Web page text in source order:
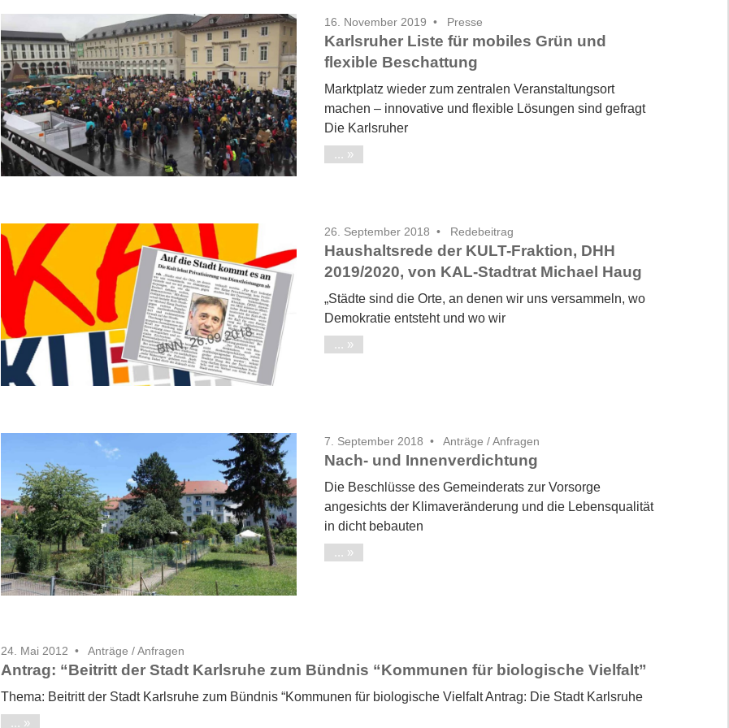
16. November 2019 Presse
Karlsruher Liste für mobiles Grün und
flexible Beschattung
Marktplatz wieder zum zentralen Veranstaltungsort
machen – innovative und flexible Lösungen sind gefragt
Die Karlsruher
...
26. September 2018 Redebeitrag
Haushaltsrede der KULT-Fraktion, DHH
2019/2020, von KAL-Stadtrat Michael Haug
„Städte sind die Orte, an denen wir uns versammeln, wo
Demokratie entsteht und wo wir
...
7. September 2018 Anträge / Anfragen
Nach- und Innenverdichtung
Die Beschlüsse des Gemeinderats zur Vorsorge
angesichts der Klimaveränderung und die Lebensqualität
in dicht bebauten
...
24. Mai 2012 Anträge / Anfragen
Antrag: “Beitritt der Stadt Karlsruhe zum Bündnis “Kommunen für biologische Vielfalt”
Thema: Beitritt der Stadt Karlsruhe zum Bündnis “Kommunen für biologische Vielfalt Antrag: Die Stadt Karlsruhe
...